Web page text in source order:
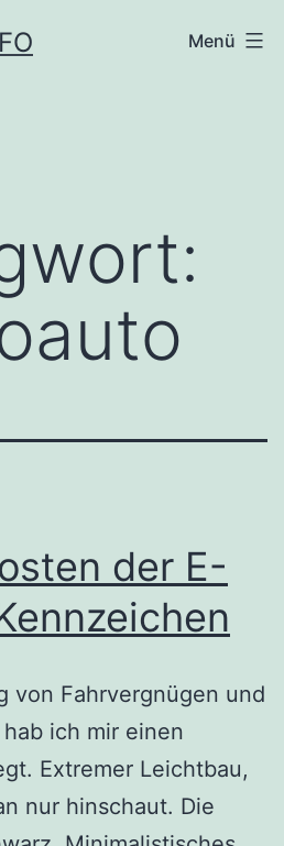
Menü
der E-
von Fahrvergnügen und
ich mir einen
Extremer Leichtbau,
nur hinschaut. Die